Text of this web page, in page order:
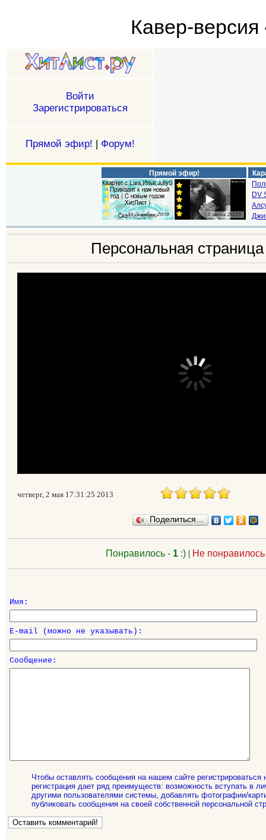
Кавер-
Войти
Зарегистрироваться
Прямой эфир! | Форум!
Прямой эфир!
DV
Персональная
четверг, 2 мая 17:31:25 2013
Поделиться…
Понравилось - 1:)| Не
Имя:
E-mail (можно не указывать):
Сообщение:
Чтобы оставлять сообщения на нашем сайте регистрироваться
регистрация дает ряд преимуществ: возможность вступать в
другими пользователями системы, добавлять фотографии/
публиковать сообщения на своей собственной персональной